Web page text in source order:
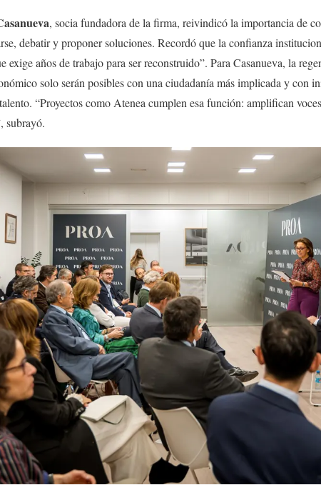
, socia fundadora de la firma, reivindicó la importancia de
debatir y proponer soluciones. Recordó que la confianza
exige años de trabajo para ser reconstruido”. Para Casanueva, la
solo serán posibles con una ciudadanía más implicada y con
“Proyectos como Atenea cumplen esa función: amplifican
subrayó.